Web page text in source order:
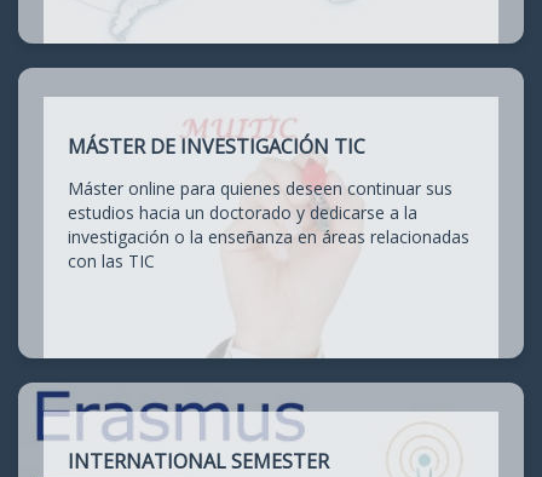
MÁSTER DE INVESTIGACIÓN TIC
Máster online para quienes deseen continuar sus
estudios hacia un doctorado y dedicarse a la
investigación o la enseñanza en áreas relacionadas
con las TIC
INTERNATIONAL SEMESTER